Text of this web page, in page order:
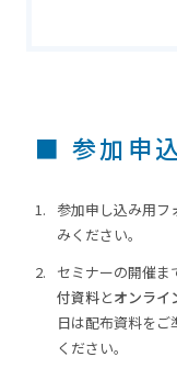
■ 参加申
参加申し込み用フ
みください。
セミナーの開催
付資料とオンライ
日は配布資料をご
ください。